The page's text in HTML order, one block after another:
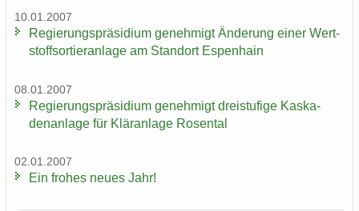
10.01.2007
Re­gie­rungs­prä­si­di­um ge­neh­migt Än­de­rung einer Wert­
stoff­sor­tier­an­la­ge am Stand­ort Es­pen­hain
08.01.2007
Re­gie­rungs­prä­si­di­um ge­neh­migt drei­stu­fi­ge Kas­ka­
den­an­la­ge für Klär­an­la­ge Ro­sen­tal
02.01.2007
Ein fro­hes neues Jahr!